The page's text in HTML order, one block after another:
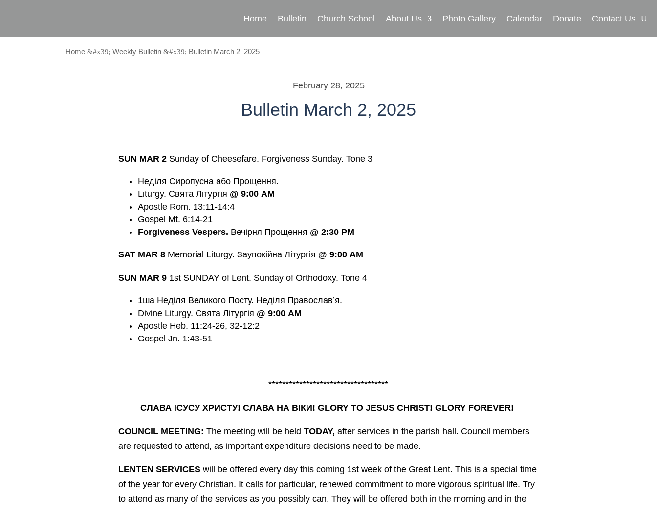
Home Bulletin Church School About Us Photo Gallery Calendar Donate Contact Us
Home &#x39; Weekly Bulletin &#x39; Bulletin March 2, 2025
February 28, 2025
Bulletin March 2, 2025
SUN MAR 2 Sunday of Cheesefare. Forgiveness Sunday. Tone 3
Неділя Сиропусна або Прощення.
Liturgy. Святa Літургія @ 9:00 AM
Apostle Rom. 13:11-14:4
Gospel Mt. 6:14-21
Forgiveness Vespers. Вечірня Прощення @ 2:30 PM
SAT MAR 8 Memorial Liturgy. Заупокійна Літургія @ 9:00 AM
SUN MAR 9 1st SUNDAY of Lent. Sunday of Orthodoxy. Tone 4
1ша Неділя Великого Посту. Неділя Православ’я.
Divine Liturgy. Свята Літургія @ 9:00 AM
Apostle Heb. 11:24-26, 32-12:2
Gospel Jn. 1:43-51
***********************************
СЛАВА ІСУСУ ХРИСТУ! СЛАВА НА ВІКИ! GLORY TO JESUS CHRIST! GLORY FOREVER!
COUNCIL MEETING: The meeting will be held TODAY, after services in the parish hall. Council members
are requested to attend, as important expenditure decisions need to be made.
LENTEN SERVICES will be offered every day this coming 1st week of the Great Lent. This is a special time
of the year for every Christian. It calls for particular, renewed commitment to more vigorous spiritual life. Try
to attend as many of the services as you possibly can. They will be offered both in the morning and in the